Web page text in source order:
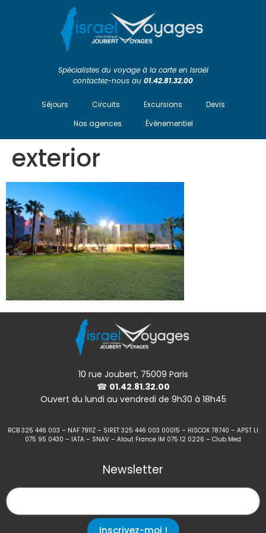
Spécialistes du voyage à la carte en Israël
contactez-nous au 01.42.81.32.00
Séjours Circuits Excursions
Devis
Nos agences
Événementiel
exterior
10 rue Joubert, 75009 Paris
☎ 01.42.81.32.00
Ouvert du lundi au vendredi de 9h30 à 18h45
RCB 325 446 003 – NAF 7911Z – SIRET 325 446 003 00015 – HISCOX 78740 – APST LI
075 95 0430 – IATA – SNAV – Atout France IM 075 12 0226 – Club Med
Newsletter
Inscrivez-moi !